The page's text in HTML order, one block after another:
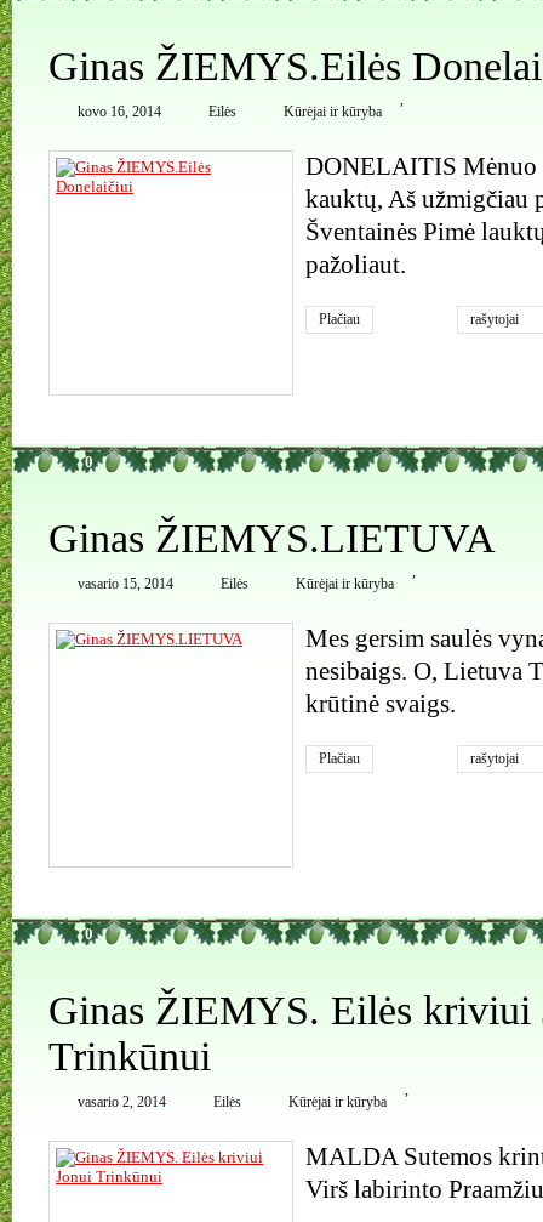
Ginas ŽIEMYS.Eilės
kovo 16, 2014 Eilės
,
Kūrėjai ir kūryba
DONELAITIS Mėnuo
kauktų, Aš užmigčiau
Šventainės Pimė
pažoliaut.
Plačiau rašytojai
0
Ginas ŽIEMYS.LIETUVA
vasario 15, 2014 Eilės
,
Kūrėjai ir kūryba
Mes gersim saulės
nesibaigs. O, Lietuva
krūtinė svaigs.
Plačiau rašytojai
0
Ginas ŽIEMYS. Eilės kriviui
Trinkūnui
vasario 2, 2014 Eilės
,
Kūrėjai ir kūryba
MALDA Sutemos
Virš labirinto